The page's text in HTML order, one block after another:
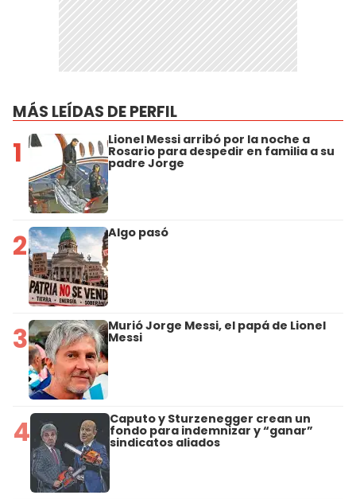
MÁS LEÍDAS DE PERFIL
1 Lionel Messi arribó por la noche a
Rosario para despedir en familia a su
padre Jorge
2 Algo pasó
3 Murió Jorge Messi, el papá de Lionel
Messi
4 Caputo y Sturzenegger crean un
fondo para indemnizar y “ganar”
sindicatos aliados